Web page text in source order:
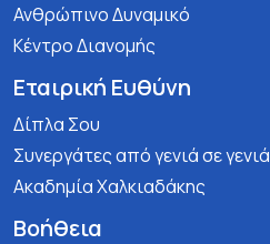
Ανθρώπινο Δυναμικό
Κέντρο Διανομής
Εταιρική Ευθύνη
Δίπλα Σου
Συνεργάτες από γενιά σε γενιά
Ακαδημία Χαλκιαδάκης
Βοήθεια